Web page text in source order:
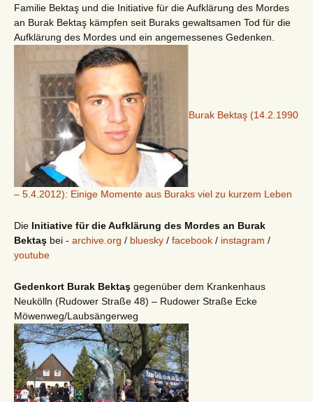
Familie Bektaş und die Initiative für die Aufklärung des Mordes
an Burak Bektaş kämpfen seit Buraks gewaltsamen Tod für die
Aufklärung des Mordes und ein angemessenes Gedenken.
Burak Bektaş (14.2.1990
– 5.4.2012): Einige Momente aus Buraks viel zu kurzem Leben
Die Initiative für die Aufklärung des Mordes an Burak
Bektaş bei - archive.org / bluesky / facebook / instagram /
youtube
Gedenkort Burak Bektaş gegenüber dem Krankenhaus
Neukölln (Rudower Straße 48) – Rudower Straße Ecke
Möwenweg/Laubsängerweg